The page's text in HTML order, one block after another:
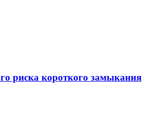
риска короткого замыкания